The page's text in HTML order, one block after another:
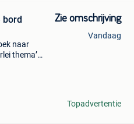
bord
naar
thema’s
Zie omschrijving
Vandaag
Topadvertentie